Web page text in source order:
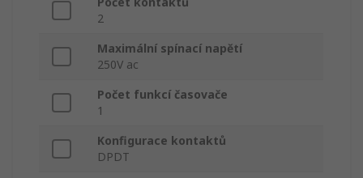
2
Maximální spínací napětí
250V ac
Počet funkcí časovače
1
Konfigurace kontaktů
DPDT